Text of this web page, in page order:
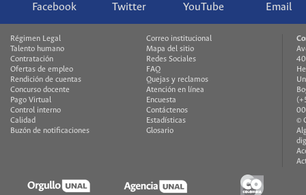
Facebook Twitter YouTube Email
Régimen Legal
Talento humano
Contratación
Ofertas de empleo
Rendición de cuentas
Concurso docente
Pago Virtual
Control interno
Calidad
Buzón de notificaciones
Correo institucional
Mapa del sitio
Redes Sociales
FAQ
Quejas y reclamos
Atención en línea
Encuesta
Contáctenos
Estadísticas
Glosario
©